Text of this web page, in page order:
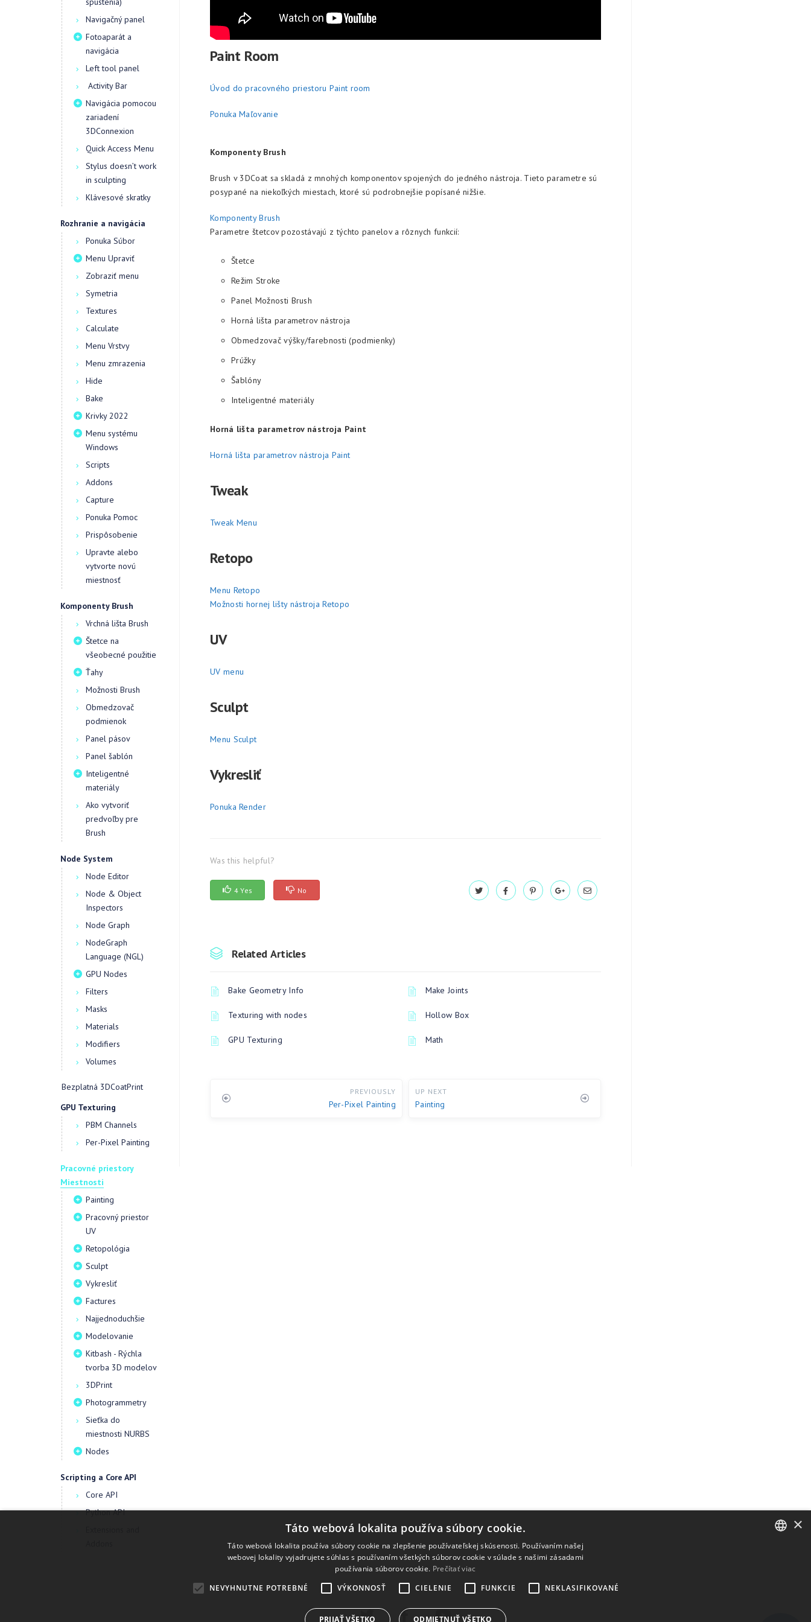
Navigačný panel
Fotoaparát a
navigácia
Left tool panel
Activity Bar
Navigácia pomocou
zariadení
3DConnexion
Quick Access Menu
Stylus doesn’t work
in sculpting
Klávesové skratky
Rozhranie a navigácia
Ponuka Súbor
Menu Upraviť
Zobraziť menu
Symetria
Textures
Calculate
Menu Vrstvy
Menu zmrazenia
Hide
Bake
Krivky 2022
Menu systému
Windows
Scripts
Addons
Capture
Ponuka Pomoc
Prispôsobenie
Upravte alebo
vytvorte novú
miestnosť
Komponenty Brush
Vrchná lišta Brush
Štetce na
všeobecné použitie
Ťahy
Možnosti Brush
Obmedzovač
podmienok
Panel pásov
Panel šablón
Inteligentné
materiály
Ako vytvoriť
predvoľby pre
Brush
Node System
Node Editor
Node & Object
Inspectors
Node Graph
NodeGraph
Language (NGL)
GPU Nodes
Filters
Masks
Materials
Modifiers
Volumes
Bezplatná 3DCoatPrint
GPU Texturing
PBM Channels
Per-Pixel Painting
Pracovné priestory
Miestnosti
Painting
Pracovný priestor
UV
Retopológia
Sculpt
Vykresliť
Factures
Najjednoduchšie
Modelovanie
Kitbash - Rýchla
tvorba 3D modelov
3DPrint
Photogrammetry
Sieťka do
miestnosti NURBS
Nodes
Scripting a Core API
Core API
Python API
Paint Room
Úvod do pracovného priestoru Paint room
Ponuka Maľovanie
Komponenty Brush
Brush v 3DCoat sa skladá z mnohých komponentov spojených do jedného nástroja. Tieto parametre sú
posypané na niekoľkých miestach, ktoré sú podrobnejšie popísané nižšie.
Komponenty Brush
Parametre štetcov pozostávajú z týchto panelov a rôznych funkcií:
Štetce
Režim Stroke
Panel Možnosti Brush
Horná lišta parametrov nástroja
Obmedzovač výšky/farebnosti (podmienky)
Prúžky
Šablóny
Inteligentné materiály
Horná lišta parametrov nástroja Paint
Horná lišta parametrov nástroja Paint
Tweak
Tweak Menu
Retopo
Menu Retopo
Možnosti hornej lišty nástroja Retopo
UV
UV menu
Sculpt
Menu Sculpt
Vykresliť
Ponuka Render
Was this helpful?
4 Yes No
Related Articles
Bake Geometry Info Make Joints
Texturing with nodes Hollow Box
GPU Texturing Math
PREVIOUSLY
Per-Pixel Painting
UP NEXT
Painting
×
Táto webová lokalita používa súbory cookie.
Táto webová lokalita používa súbory cookie na zlepšenie používateľskej skúsenosti. Používaním našej
webovej lokality vyjadrujete súhlas s používaním všetkých súborov cookie v súlade s našimi zásadami
používania súborov cookie. Prečítať viac
NEVYHNUTNE POTREBNÉ
VÝKONNOSŤ CIELENIE FUNKCIE NEKLASIFIKOVANÉ
PRIJAŤ VŠETKO ODMIETNUŤ VŠETKO